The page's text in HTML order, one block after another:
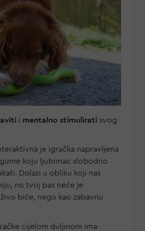
i mentalno stimulirati svog
je igračka napravljena
koju ljubimac slobodno
Dolazi u obliku koji nas
no tvoj pas neće je
biće, nego kao zabavnu
cijelom duljinom ima